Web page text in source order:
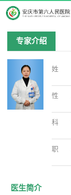
专家介绍
姓
性
科
职
医生简介